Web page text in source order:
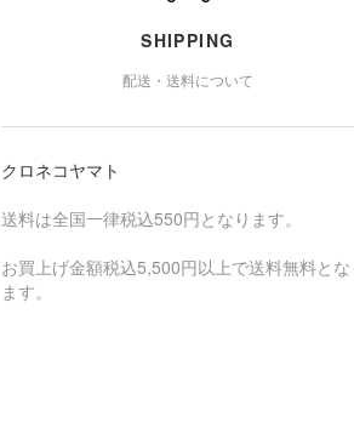
SHIPPING
配送・送料について
クロネコヤマト
送料は全国一律税込550円となります。
お買上げ金額税込5,500円以上で送料無料と
ます。